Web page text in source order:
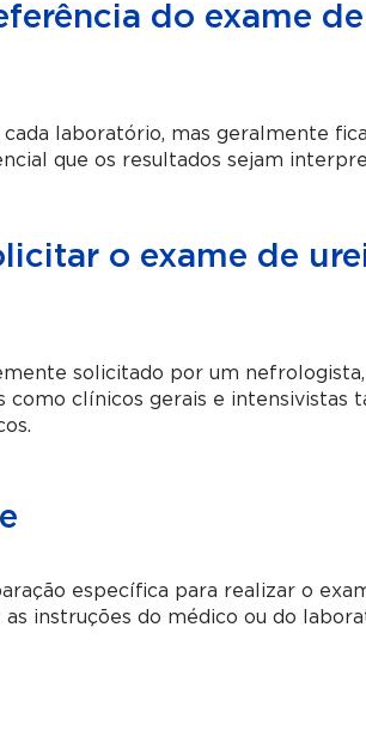
do exame
laboratório, mas geralmente
que os resultados sejam
o exame de
solicitado por um
como clínicos gerais e intensivistas
específica para realizar o
instruções do médico ou do